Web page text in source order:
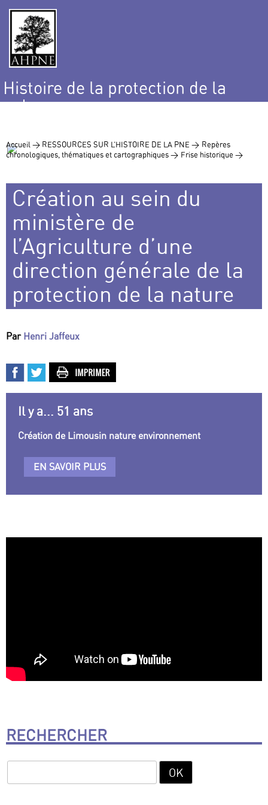
Histoire de la protection de la
nature
Accueil > RESSOURCES SUR L’HISTOIRE DE LA PNE > Repères
chronologiques, thématiques et cartographiques > Frise historique >
Création au sein du
ministère de
l’Agriculture d’une
direction générale de la
protection de la nature
Par Henri Jaffeux
Il y a... 51 ans
Création de Limousin nature environnement
EN SAVOIR PLUS
RECHERCHER